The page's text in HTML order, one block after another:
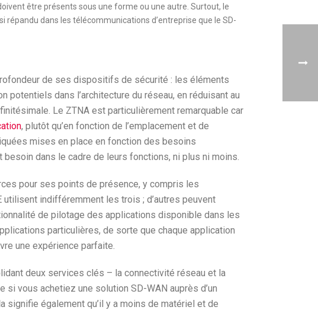
être présents sous une forme ou une autre. Surtout, le
dans les télécommunications d’entreprise que le SD-
de ses dispositifs de sécurité : les éléments
potentiels dans l’architecture du réseau, en réduisant au
Le ZTNA est particulièrement remarquable car
, plutôt qu’en fonction de l’emplacement et de
mises en place en fonction des besoins
dans le cadre de leurs fonctions, ni plus ni moins.
pour ses points de présence, y compris les
indifféremment les trois ; d’autres peuvent
de pilotage des applications disponible dans les
particulières, de sorte que chaque application
une expérience parfaite.
deux services clés – la connectivité réseau et la
vous achetiez une solution SD-WAN auprès d’un
signifie également qu’il y a moins de matériel et de